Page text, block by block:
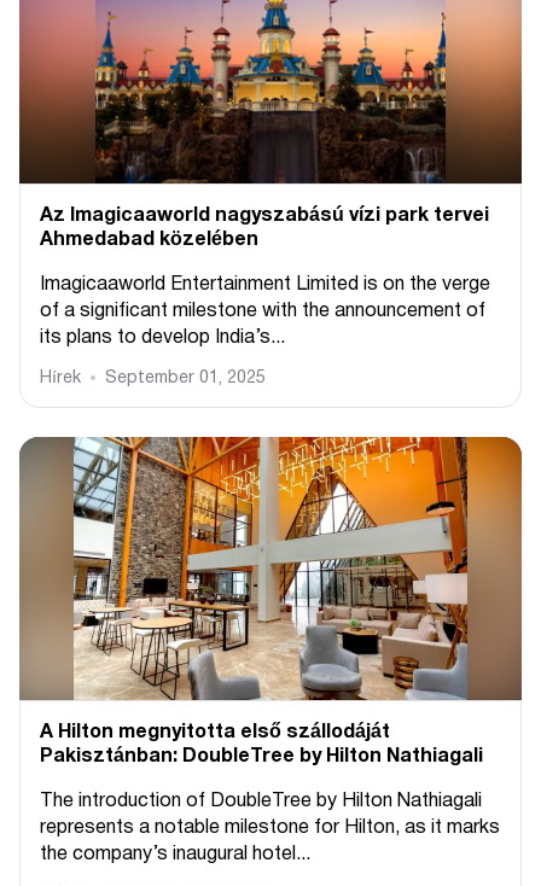
Az Imagicaaworld nagyszabású vízi park tervei
Ahmedabad közelében
Imagicaaworld Entertainment Limited is on the verge
of a significant milestone with the announcement of
its plans to develop India’s...
Hírek September 01, 2025
A Hilton megnyitotta első szállodáját
Pakisztánban: DoubleTree by Hilton Nathiagali
The introduction of DoubleTree by Hilton Nathiagali
represents a notable milestone for Hilton, as it marks
the company’s inaugural hotel...